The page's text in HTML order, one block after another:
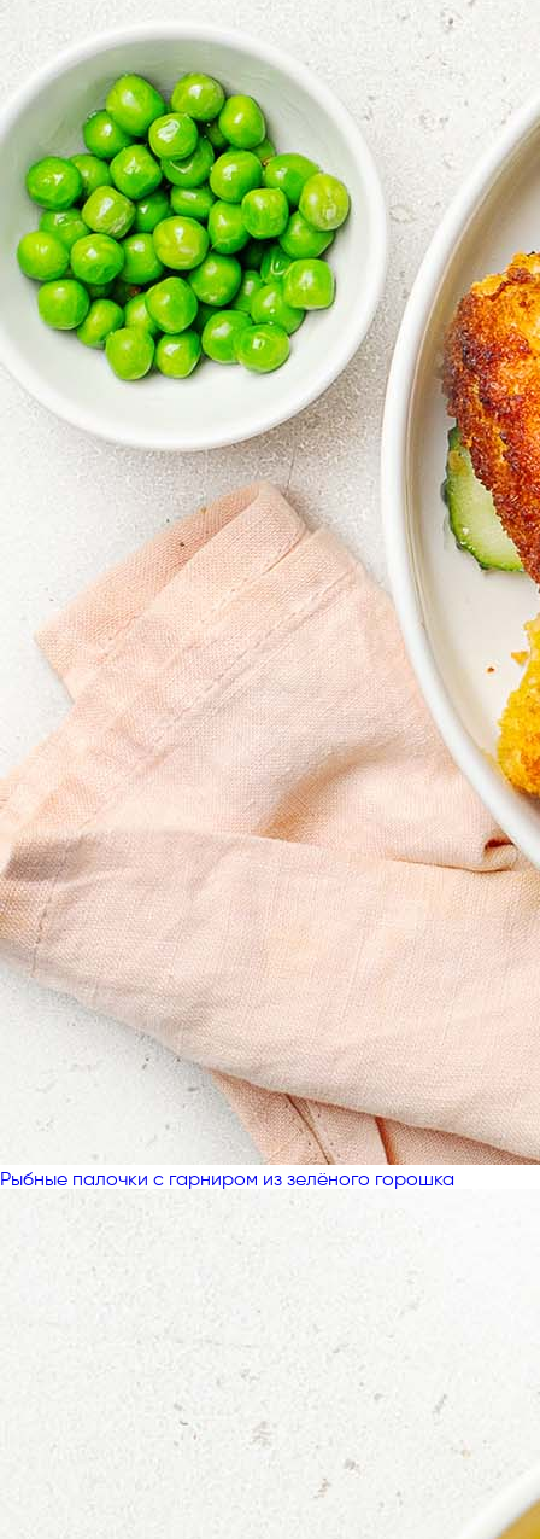
Рыбные палочки с гарниром из зелёного горошка